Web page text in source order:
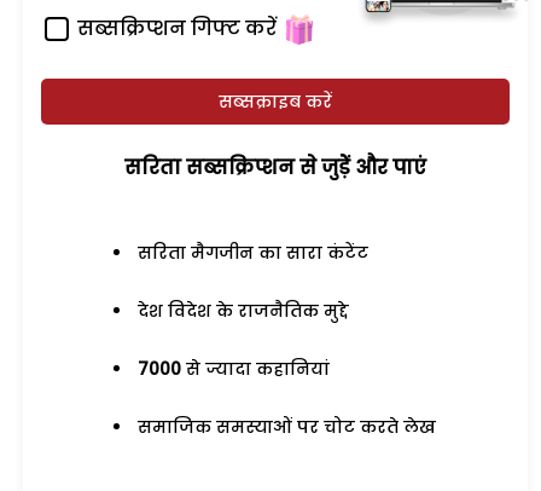
सब्सक्रिप्शन गिफ्ट करें
सब्सक्राइब करें
सरिता सब्सक्रिप्शन से जुड़ेें और पाएं
सरिता मैगजीन का सारा कंटेंट
देश विदेश के राजनैतिक मुद्दे
7000 से ज्यादा कहानियां
समाजिक समस्याओं पर चोट करते लेख